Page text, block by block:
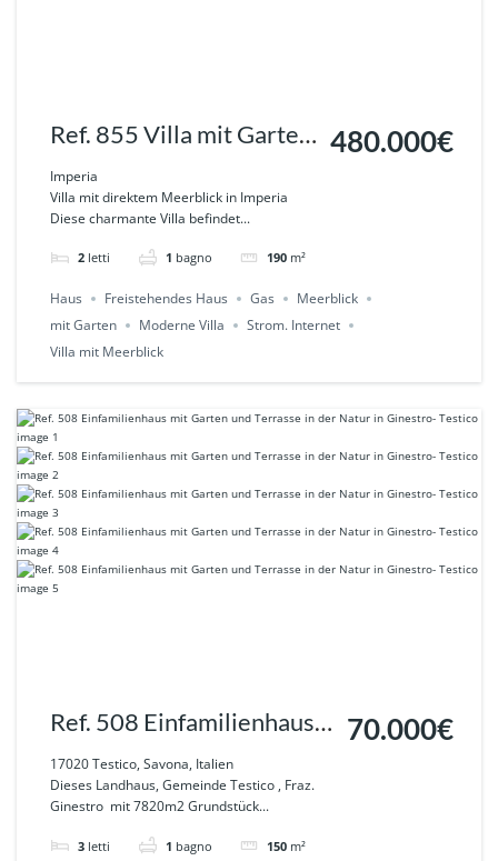
Ref. 855 Villa mit Garten,
Whirlpool und direktem
Meerblick -Imperia
Imperia
Villa mit direktem Meerblick in Imperia
Diese charmante Villa befindet...
2 letti 1 bagno 190 m²
480.000€
Haus Freistehendes Haus Gas
Meerblick
mit Garten
Moderne Villa
Strom. Internet
Villa mit Meerblick
Ref. 508 Einfamilienhaus
mit Garten und Terrasse in
der Natur in Ginestro-
Testico
17020 Testico, Savona, Italien
Dieses Landhaus, Gemeinde Testico , Fraz.
Ginestro mit 7820m2 Grundstück...
3 letti 1 bagno 150 m²
70.000€